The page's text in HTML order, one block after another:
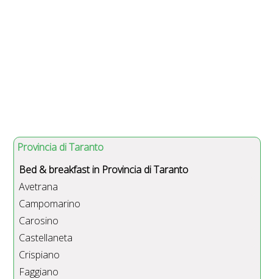
Provincia di Taranto
Bed & breakfast in Provincia di Taranto
Avetrana
Campomarino
Carosino
Castellaneta
Crispiano
Faggiano